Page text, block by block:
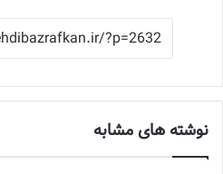
نوشته های مشابه